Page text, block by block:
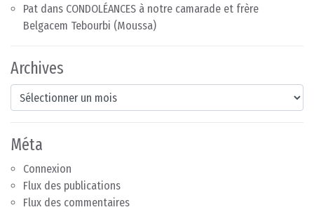
Pat dans CONDOLÉANCES à notre camarade et frère
Belgacem Tebourbi (Moussa)
Archives
Archives
Méta
Connexion
Flux des publications
Flux des commentaires